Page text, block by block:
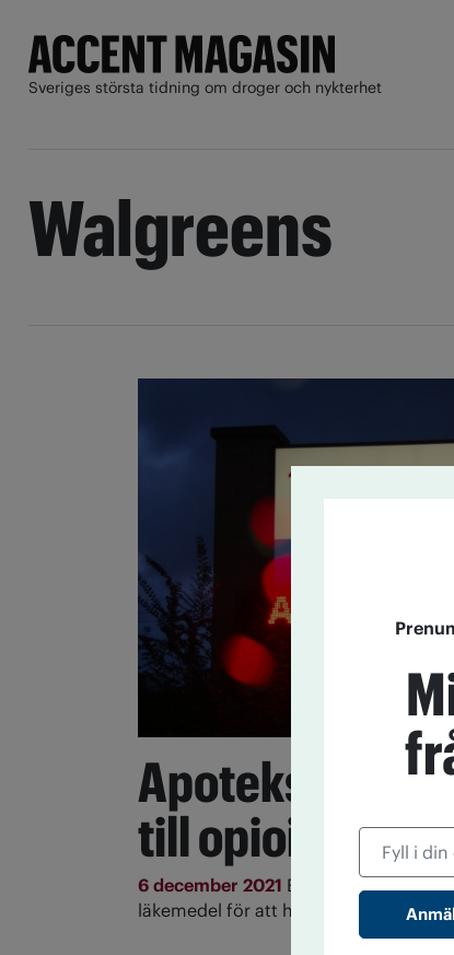
Sveriges största tidning om droger och nykterhet
Walgreens
Apotekskedjor
till opioidkris
6 december 2021 En federal domstol
läkemedel för att ha skadat